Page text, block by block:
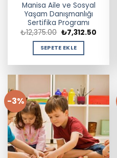
Manisa Aile ve Sosyal
Yaşam Danışmanlığı
Sertifika Programı
₺12,375.00 Orijinal
fiyat:
₺12,375.00.
₺7,312.50Şu
SEPETE EKLE
-3%